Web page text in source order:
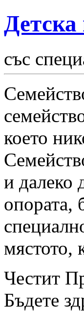
със
което
и далеко
опората,
мястото,
Честит
Бъдете